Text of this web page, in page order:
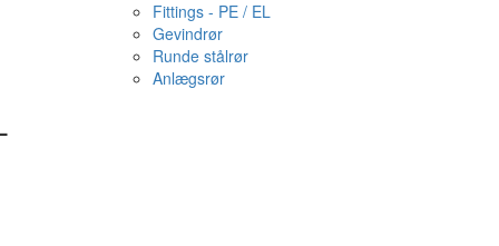
Fittings - PE / EL
Gevindrør
Runde stålrør
Anlægsrør